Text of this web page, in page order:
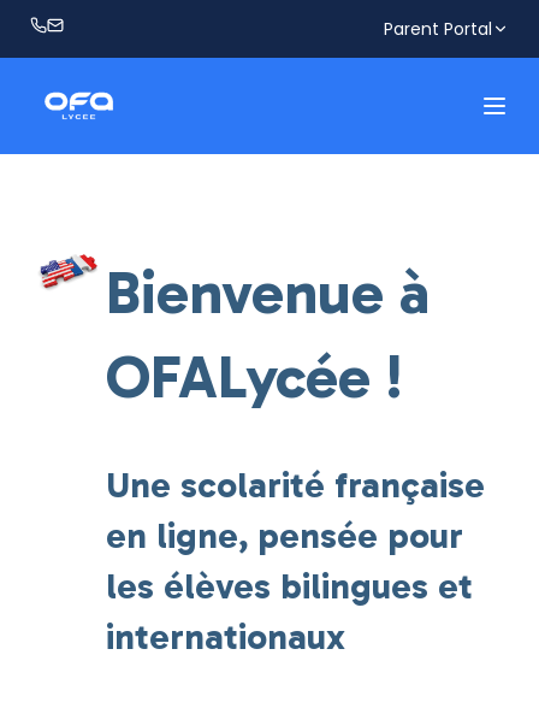
Parent Portal
Bienvenue à
OFALycée !
Une scolarité française
en ligne, pensée pour
les élèves bilingues et
internationaux